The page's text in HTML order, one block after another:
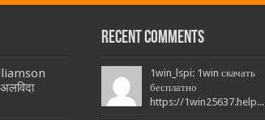
Recent Comments
1win_lspi: 1win скачать
бесплатно
https://1win25637.help...